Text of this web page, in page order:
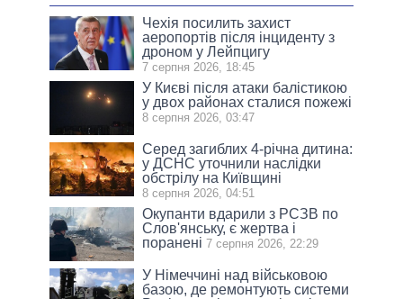
Чехія посилить захист
аеропортів після інциденту з
дроном у Лейпцигу
7 серпня 2026, 18:45
У Києві після атаки балістикою
у двох районах сталися пожежі
8 серпня 2026, 03:47
Серед загиблих 4-річна дитина:
у ДСНС уточнили наслідки
обстрілу на Київщині
8 серпня 2026, 04:51
Окупанти вдарили з РСЗВ по
Слов'янську, є жертва і
поранені 7 серпня 2026, 22:29
У Німеччині над військовою
базою, де ремонтують системи